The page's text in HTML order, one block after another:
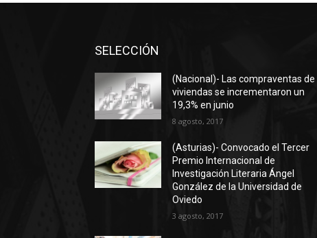
SELECCIÓN
(Nacional)- Las compraventas de
viviendas se incrementaron un
19,3% en junio
8 agosto, 2017
(Asturias)- Convocado el Tercer
Premio Internacional de
Investigación Literaria Ángel
González de la Universidad de
Oviedo
3 agosto, 2017